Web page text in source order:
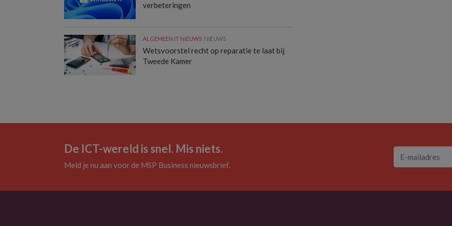
verbeteringen
ALGEMEEN IT NIEUWS NIEUWS
Wetsvoorstel recht op reparatie te laat bij
Tweede Kamer
De ICT-wereld is snel. Mis niets.
Meld je nu aan voor de MSP Business nieuwsbrief.